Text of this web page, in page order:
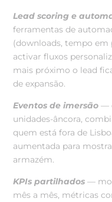
Lead scoring e
ferramentas de
(downloads, tempo em
activar fluxos
mais próximo o lead
de expansão.
Eventos de imersão —
unidades-âncora,
quem está fora de
aumentada para
armazém.
KPIs partilhados —
mês a mês, métricas